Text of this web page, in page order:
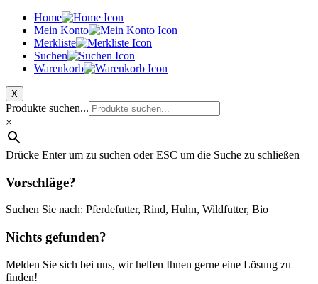
Home
Mein Konto
Merkliste
Suchen
Warenkorb
X
Produkte suchen...
×
Drücke Enter um zu suchen oder ESC um die Suche zu schließen
Vorschläge?
Suchen Sie nach: Pferdefutter, Rind, Huhn, Wildfutter, Bio
Nichts gefunden?
Melden Sie sich bei uns, wir helfen Ihnen gerne eine Lösung zu
finden!